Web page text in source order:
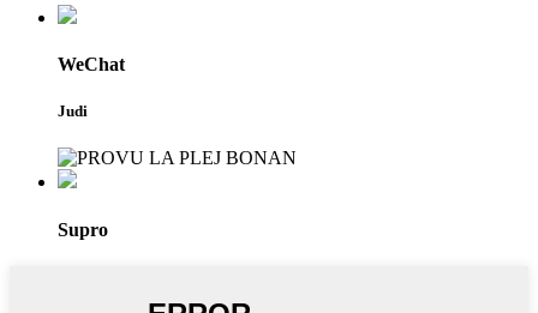
WeChat
Judi
Supro